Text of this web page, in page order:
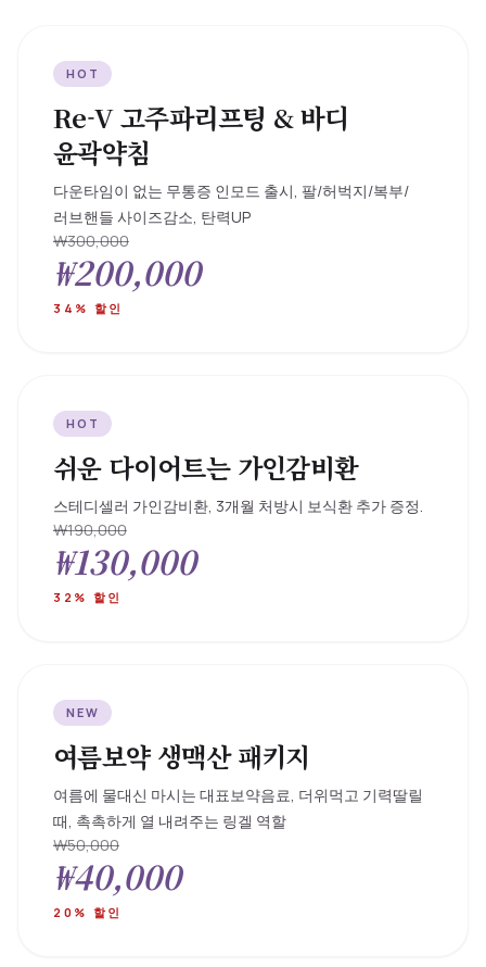
HOT
Re-V 고주파리프팅 & 바디
윤곽약침
다운타임이 없는 무통증 인모드 출시, 팔/허벅지/복부/
러브핸들 사이즈감소, 탄력UP
₩300,000
₩200,000
34% 할인
HOT
쉬운 다이어트는 가인감비환
스테디셀러 가인감비환, 3개월 처방시 보식환 추가 증정.
₩190,000
₩130,000
32% 할인
NEW
여름보약 생맥산 패키지
여름에 물대신 마시는 대표보약음료, 더위먹고 기력딸릴
때, 촉촉하게 열 내려주는 링겔 역할
₩50,000
₩40,000
20% 할인